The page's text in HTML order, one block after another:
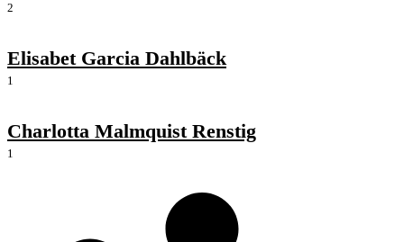
2
Elisabet Garcia Dahlbäck
1
Charlotta Malmquist Renstig
1